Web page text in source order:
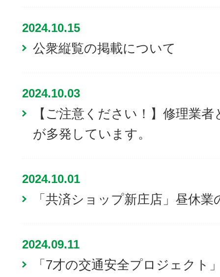
2024.10.15
公衆縦覧の掲載について
2024.10.03
【ご注意ください！】修理業
が多発しています。
2024.10.01
「共済ショップ新庄店」昼休
2024.09.11
「7才の交通安全プロジェクト